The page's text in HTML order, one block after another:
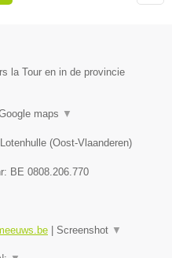
la Tour en in de provincie
maps ▼
Lotenhulle (Oost-Vlaanderen)
BE 0808.206.770
Screenshot ▼